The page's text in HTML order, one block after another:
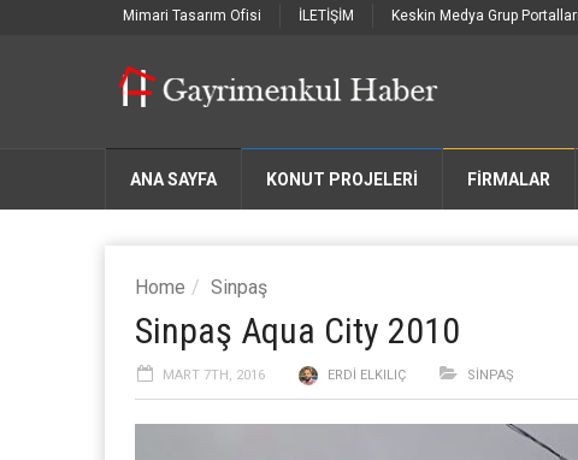
Mimari Tasarım Ofisi İLETİŞİM Keskin Medya Grup Portalları
ANA SAYFA KONUT PROJELERİ FIRMALAR
Home Sinpaş
Sinpaş Aqua City 2010
MART 7TH, 2016 ERDI ELKILIÇ SINPAŞ